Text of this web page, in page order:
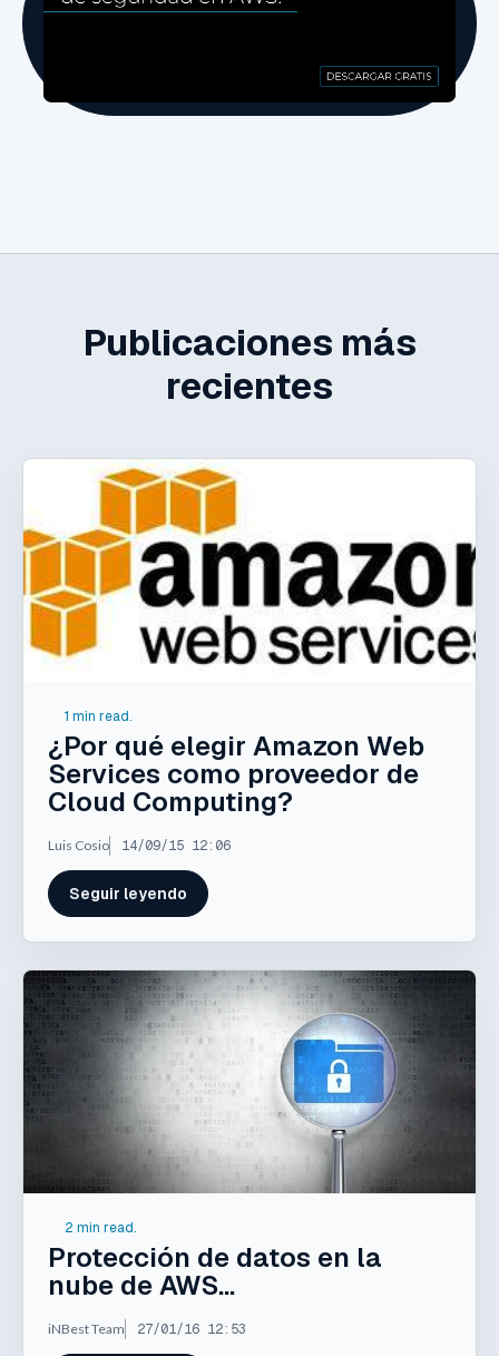
Publicaciones más
recientes
1 min read.
¿Por qué elegir Amazon Web
Services como proveedor de
Cloud Computing?
Luis Cosio 14/09/15 12:06
Seguir leyendo
2 min read.
Protección de datos en la
nube de AWS...
iNBest Team 27/01/16 12:53